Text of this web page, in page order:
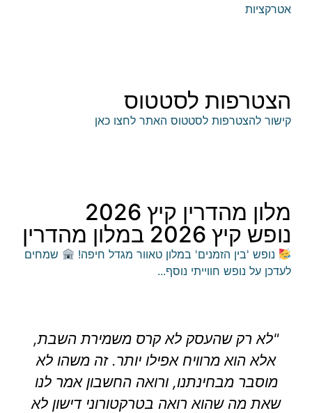
אטרקציות
הצטרפות לסטטוס
קישור להצטרפות לסטטוס האתר לחצו כאן
מלון מהדרין קיץ 2026
נופש קיץ 2026 במלון מהדרין
נופש 'בין הזמנים' במלון טאוור מגדל חיפה!
​שמחים
לעדכן על נופש חווייתי נוסף...
"לא רק שהעסק לא קרס משמירת השבת,
אלא הוא מרוויח אפילו יותר. זה משהו לא
מוסבר מבחינתנו, ורואה החשבון אמר לנו
שאת מה שהוא רואה בטרקטורוני דישון לא